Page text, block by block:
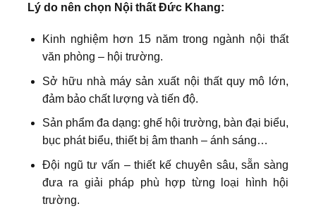
Lý do nên chọn Nội thất Đức Khang:
Kinh nghiệm hơn 15 năm trong ngành nội thất
văn phòng – hội trường.
Sở hữu nhà máy sản xuất nội thất quy mô lớn,
đảm bảo chất lượng và tiến độ.
Sản phẩm đa dạng: ghế hội trường, bàn đại biểu,
bục phát biểu, thiết bị âm thanh – ánh sáng…
Đội ngũ tư vấn – thiết kế chuyên sâu, sẵn sàng
đưa ra giải pháp phù hợp từng loại hình hội
trường.